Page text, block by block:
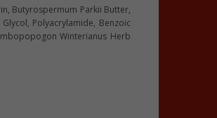
Butyrospermum Parkii Butter,
Polyacrylamide, Benzoic
Winterianus Herb